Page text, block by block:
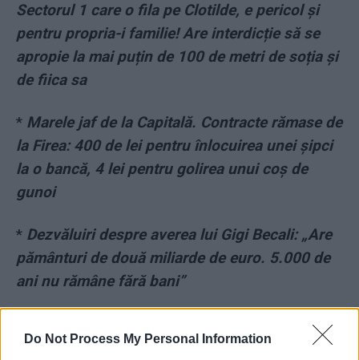
Do Not Process My Personal Information
Sectorul 1 care o fila pe Clotilde, e pericol și
pentru propria-i familie! Are interdicție să se
apropie la mai puțin de 100 de metri de soția și
de fiica sa
* Marele jaf de la Capitală. Contracte rămase de
la Firea: 400 de lei pentru înlocuirea unei șipci
la o bancă, 4 lei pentru golirea unui coș de
gunoi
* Dezvăluiri despre averea lui Gigi Becali: „Are
pământuri de două miliarde de euro. 5.000 de
ani nu rămâne fără bani”
Furie în Italia: ucigașul judecătorului Giovanni
Falcone a fost eliberat „pentru bună purtare”! A